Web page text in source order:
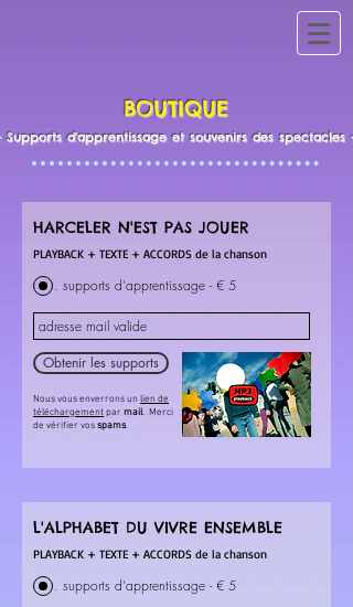
BOUTIQUE
Supports d'apprentissage et souvenirs des spectacles -
L'ALPHABET DU VIVRE ENSEMBLE
PLAYBACK + TEXTE + ACCORDS de la chanson
. supports d'apprentissage - € 5
HARCELER N'EST PAS JOUER
PLAYBACK + TEXTE + ACCORDS de la chanson
. supports d'apprentissage - € 5
Obtenir les supports
Nous vous enverrons un lien de
téléchargementpar mail. Merci
de vérifier vosspams.